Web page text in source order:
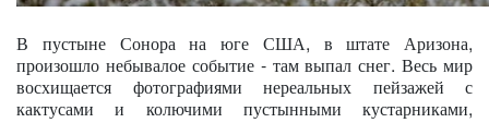
В пустыне Сонора на юге США, в штате Аризона,
произошло небывалое событие - там выпал снег. Весь мир
восхищается фотографиями нереальных пейзажей с
кактусами и колючими пустынными кустарниками,